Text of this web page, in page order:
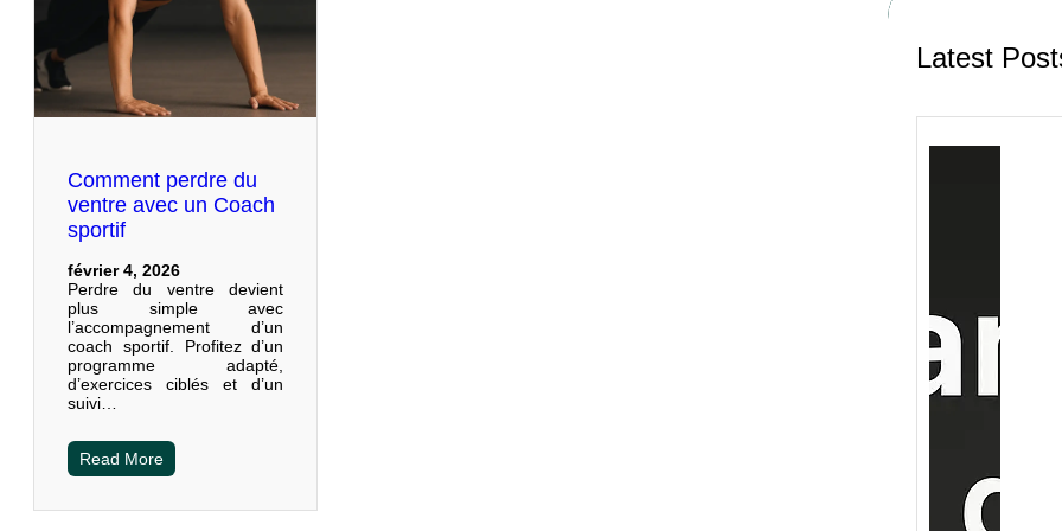
Comment perdre du
ventre avec un Coach
sportif
février 4, 2026
Perdre du ventre devient
plus simple avec
l’accompagnement d’un
coach sportif. Profitez d’un
programme adapté,
d’exercices ciblés et d’un
suivi…
Read More
Latest